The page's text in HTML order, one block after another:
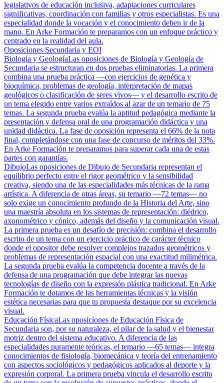
legislativos de educación inclusiva, adaptaciones curriculares
significativas, coordinación con familias y otros especialistas. Es una
especialidad donde la vocación y el conocimiento deben ir de la
mano. En Arke Formación te preparamos con un enfoque práctico y
centrado en la realidad del aula.
Oposiciones Secundaria y EOI
Biología y GeologíaLas oposiciones de Biología y Geología de
Secundaria se estructuran en dos pruebas eliminatorias. La primera
combina una prueba práctica —con ejercicios de genética y
bioquímica, problemas de geología, interpretación de mapas
geológicos o clasificación de seres vivos— y el desarrollo escrito de
un tema elegido entre varios extraídos al azar de un temario de 75
temas. La segunda prueba evalúa la aptitud pedagógica mediante la
presentación y defensa oral de una programación didáctica y una
unidad didáctica. La fase de oposición representa el 66% de la nota
final, completándose con una fase de concurso de méritos del 33%.
En Arke Formación te preparamos para superar cada una de estas
partes con garantías.
DibujoLas oposiciones de Dibujo de Secundaria representan el
equilibrio perfecto entre el rigor geométrico y la sensibilidad
creativa, siendo una de las especialidades más técnicas de la rama
artística. A diferencia de otras áreas, su temario —72 temas— no
solo exige un conocimiento profundo de la Historia del Arte, sino
una maestría absoluta en los sistemas de representación: diédrico,
axonométrico y cónico, además del diseño y la comunicación visual.
La primera prueba es un desafío de precisión: combina el desarrollo
escrito de un tema con un ejercicio práctico de carácter técnico
donde el opositor debe resolver complejos trazados geométricos y
problemas de representación espacial con una exactitud milimétrica.
La segunda prueba evalúa la competencia docente a través de la
defensa de una programación que debe integrar las nuevas
tecnologías de diseño con la expresión plástica tradicional. En Arke
Formación te dotamos de las herramientas técnicas y la visión
estética necesarias para que tu propuesta destaque por su excelencia
visual.
Educación FísicaLas oposiciones de Educación Física de
Secundaria son, por su naturaleza, el pilar de la salud y el bienestar
motriz dentro del sistema educativo. A diferencia de las
especialidades puramente teóricas, el temario —65 temas— integra
conocimientos de fisiología, biomecánica y teoría del entrenamiento
con aspectos sociológicos y pedagógicos aplicados al deporte y la
expresión corporal. La primera prueba vincula el desarrollo escrito